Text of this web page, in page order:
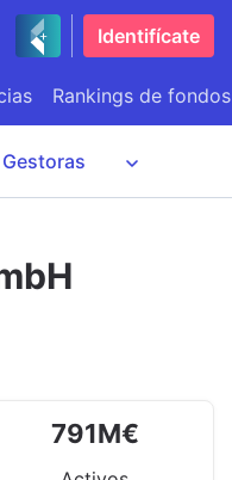
Identifícate
Rankings de fondos
791M€